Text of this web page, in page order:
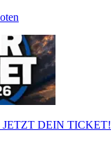
JETZT DEIN TICKET!